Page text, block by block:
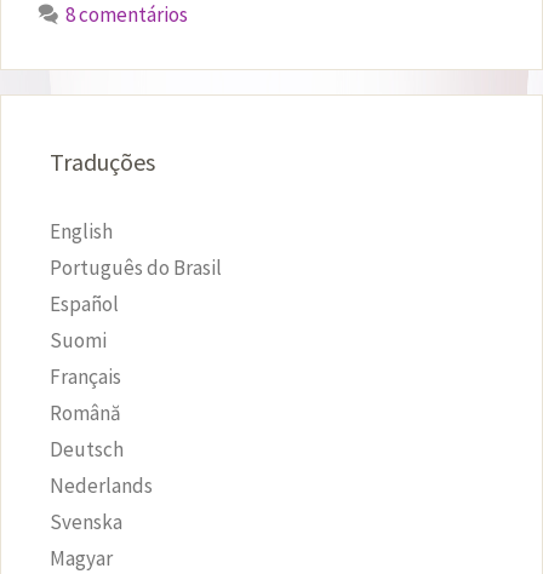
8 comentários
Traduções
English
Português do Brasil
Español
Suomi
Français
Română
Deutsch
Nederlands
Svenska
Magyar